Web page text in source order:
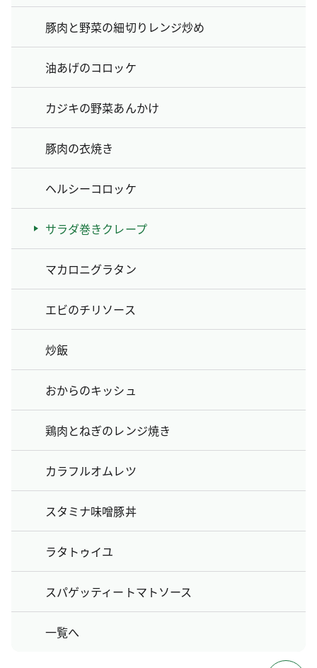
豚肉と野菜の細切りレンジ炒め
油あげのコロッケ
カジキの野菜あんかけ
豚肉の衣焼き
ヘルシーコロッケ
サラダ巻きクレープ
マカロニグラタン
エビのチリソース
炒飯
おからのキッシュ
鶏肉とねぎのレンジ焼き
カラフルオムレツ
スタミナ味噌豚丼
ラタトゥイユ
スパゲッティートマトソース
一覧へ